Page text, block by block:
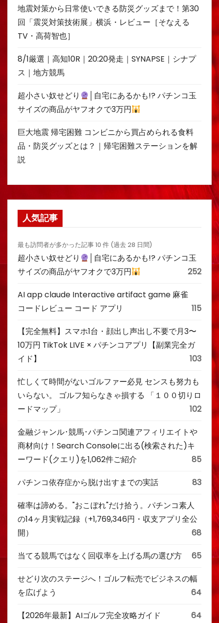
地震対策から日常使いできる防災グッズまで！第30
回「震災対策技術展」横浜・レビュー［そなえる
TV・高荷智也］
8/1厳選｜高知10R｜20:20発走｜SYNAPSE｜シナプ
ス｜地方競馬
超小さい奴せどり
│自宅にあるかも!? パチンコ玉
サイズの商品がヤフオクで3万円
巨大地震 帰宅困難 コンビニから買占められる食料
品・防災グッズとは？｜帰宅困難ステーションを解
説
人気記事
最も訪問者が多かった記事 10 件 (過去 28 日間)
超小さい奴せどり
│自宅にあるかも!? パチンコ玉
サイズの商品がヤフオクで3万円
252
AI app claude Interactive artifact game 麻雀
コードレビュー コード アプリ
115
【完全無料】スマホ1台・顔出し声出し不要で月3〜
10万円 TikTok LIVE × パチンコアプリ【副業完全ガ
イド】
103
忙しくて時間がないゴルファー必見 センスも努力も
いらない。 ゴルフ知らなきゃ損する 「１００切りロ
ードマップ」
102
金融ジャンル･競馬･パチンコ関連アフィリエイトや
商材向け！Search Consoleに出る(検索された)キ
ーワード(クエリ)を1,062件ご紹介
85
パチンコ依存症から脱け出すまでの実話 83
確率は諦める。"おこぼれ"だけ拾う。パチンコ素人
の14ヶ月実戦記録（+1,769,346円・収支アプリ全公
開）
68
当てる競馬ではなく回収率を上げる馬の選び方 65
せどり次のステージへ！ゴルフ転売でビジネスの幅
を広げよう
64
【2026年最新】AIゴルフ完全攻略ガイド 64